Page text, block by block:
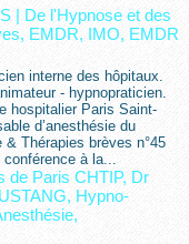
| De l'Hypnose et des
EMDR, IMO, EMDR
interne des hôpitaux.
- hypnopraticien.
hospitalier Paris Saint-
d’anesthésie du
Thérapies brèves n°45
conférence à la...
de Paris CHTIP, Dr
, Hypno-
,